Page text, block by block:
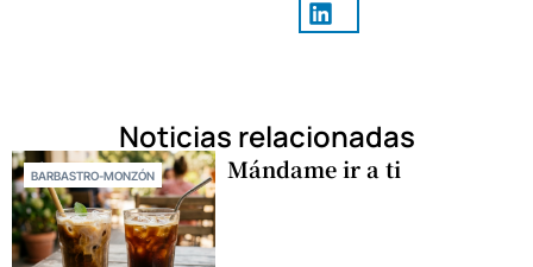
Noticias relacionadas
BARBASTRO-MONZÓN Mándame ir a ti